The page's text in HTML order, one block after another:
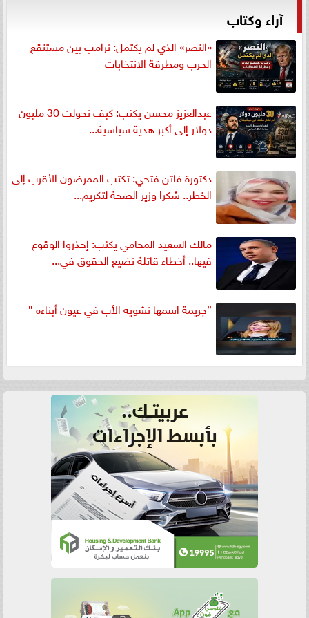
آراء وكتاب
«النصر» الذي لم يكتمل: ترامب بين مستنقع
الحرب ومطرقة الانتخابات
عبدالعزيز محسن يكتب: كيف تحولت 30 مليون
دولار إلى أكبر هدية سياسية...
دكتورة فاتن فتحي: تكتب الممرضون الأقرب إلى
الخطر.. شكرا وزير الصحة لتكريم...
مالك السعيد المحامي يكتب: إحذروا الوقوع
فيها.. أخطاء قاتلة تضيع الحقوق في...
”جريمة اسمها تشويه الأب في عيون أبناءه ”